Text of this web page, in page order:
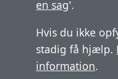
en sag'.
Hvis du ikke
stadig få hjælp.
information.